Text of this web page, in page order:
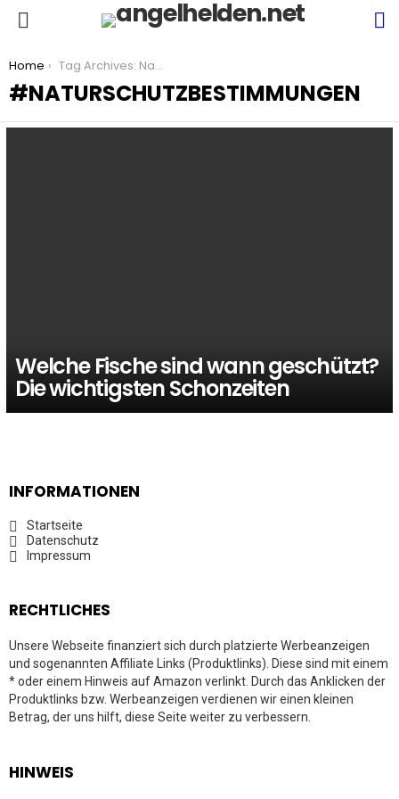
You are here:
Home Tag Archives: Naturschutzbestimmungen
NATURSCHUTZBESTIMMUNGEN
Welche Fische sind wann geschützt?
Die wichtigsten Schonzeiten
INFORMATIONEN
Startseite
Datenschutz
Impressum
RECHTLICHES
Unsere Webseite finanziert sich durch platzierte Werbeanzeigen
und sogenannten Affiliate Links (Produktlinks). Diese sind mit einem
* oder einem Hinweis auf Amazon verlinkt. Durch das Anklicken der
Produktlinks bzw. Werbeanzeigen verdienen wir einen kleinen
Betrag, der uns hilft, diese Seite weiter zu verbessern.
HINWEIS